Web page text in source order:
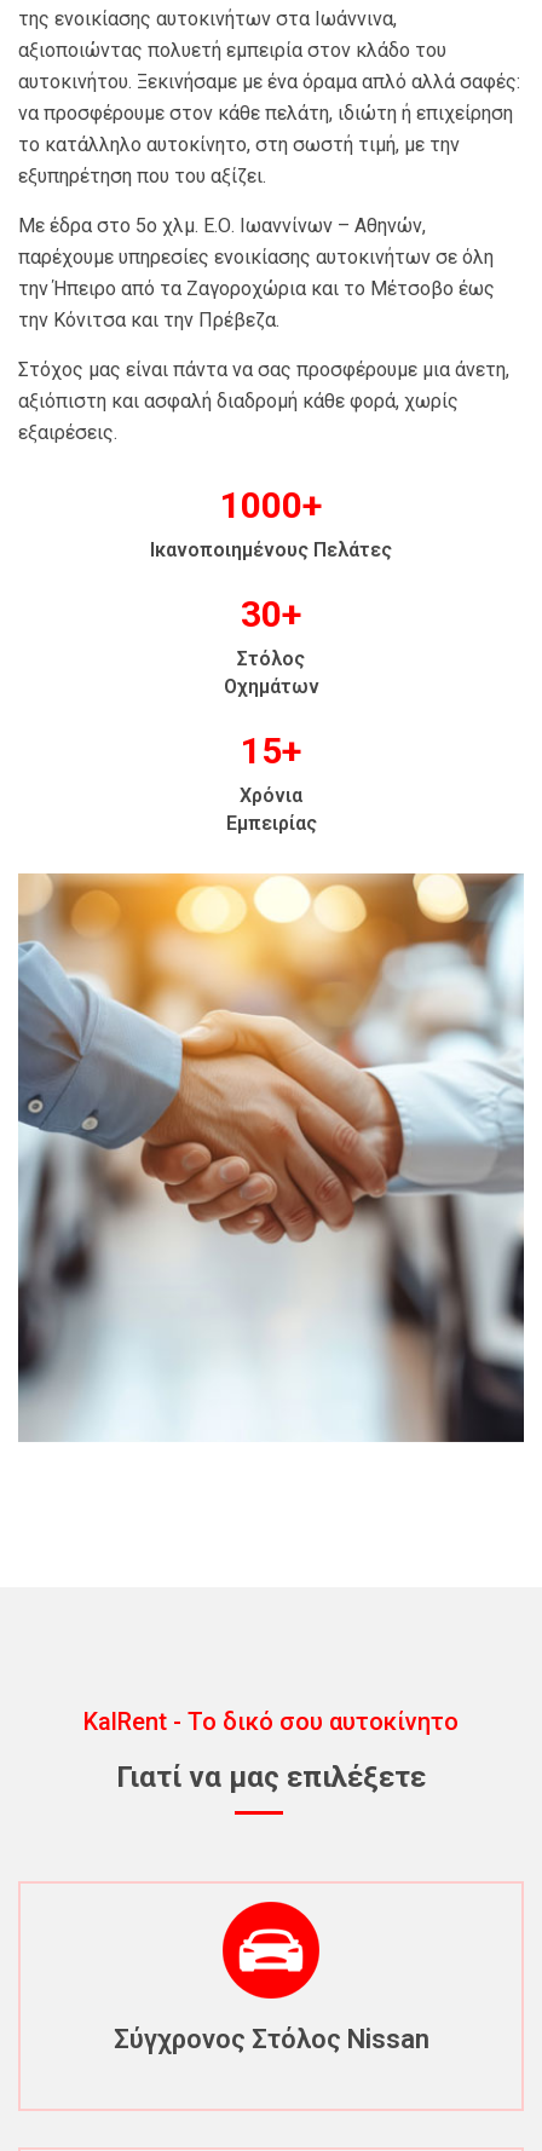
της ενοικίασης αυτοκινήτων στα Ιωάννινα,
αξιοποιώντας πολυετή εμπειρία στον κλάδο του
αυτοκινήτου. Ξεκινήσαμε με ένα όραμα απλό αλλά σαφές:
να προσφέρουμε στον κάθε πελάτη, ιδιώτη ή επιχείρηση
το κατάλληλο αυτοκίνητο, στη σωστή τιμή, με την
εξυπηρέτηση που του αξίζει.
Με έδρα στο 5ο χλμ. Ε.Ο. Ιωαννίνων – Αθηνών,
παρέχουμε υπηρεσίες ενοικίασης αυτοκινήτων σε όλη
την Ήπειρο από τα Ζαγοροχώρια και το Μέτσοβο έως
την Κόνιτσα και την Πρέβεζα.
Στόχος μας είναι πάντα να σας προσφέρουμε μια άνετη,
αξιόπιστη και ασφαλή διαδρομή κάθε φορά, χωρίς
εξαιρέσεις.
1000+
Ικανοποιημένους Πελάτες
30+
Στόλος
Οχημάτων
15+
Χρόνια
Εμπειρίας
KalRent - Το δικό σου αυτοκίνητο
Γιατί να μας επιλέξετε
Σύγχρονος Στόλος Nissan